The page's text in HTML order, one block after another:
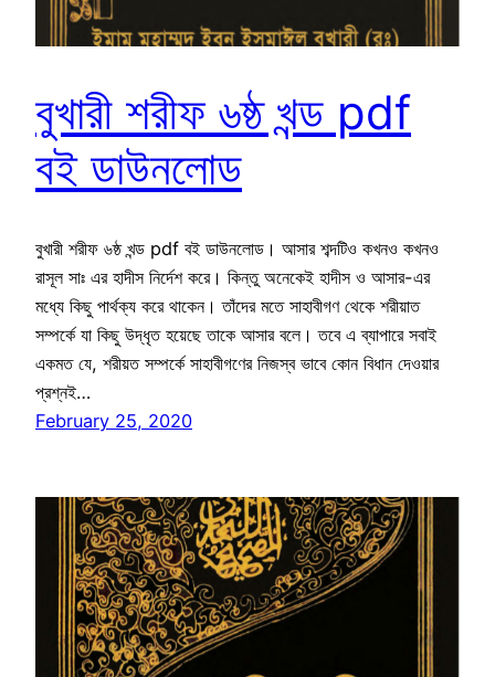
বুখারী শরীফ ৬ষ্ঠ খন্ড pdf
বই ডাউনলোড
বুখারী শরীফ ৬ষ্ঠ খন্ড pdf বই ডাউনলোড। আসার শব্দটিও কখনও কখনও
রাসূল সাঃ এর হাদীস নির্দেশ করে। কিন্তু অনেকেই হাদীস ও আসার-এর
মধ্যে কিছু পার্থক্য করে থাকেন। তাঁদের মতে সাহাবীগণ থেকে শরীয়াত
সম্পর্কে যা কিছু উদ্ধৃত হয়েছে তাকে আসার বলে। তবে এ ব্যাপারে সবাই
একমত যে, শরীয়ত সম্পর্কে সাহাবীগণের নিজস্ব ভাবে কোন বিধান দেওয়ার
প্রশ্নই…
February 25, 2020